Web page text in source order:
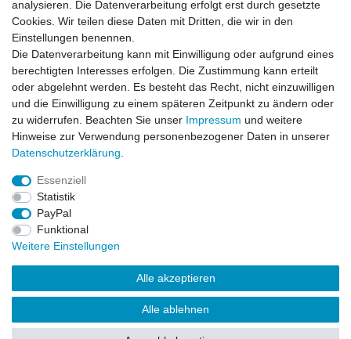
-20%
Doyono Digital Servo DWD130 Wasserdicht
35.0kg - 0.19sec - 7.4Volt
39,99 € *
In den Warenkorb
*inkl. ges. MwSt.zzgl.Versandkosten
Impressum
Widerrufs­recht
analysieren. Die Datenverarbeitung erfolgt erst durch gesetzte
Cookies. Wir teilen diese Daten mit Dritten, die wir in den
Einstellungen benennen.
Die Datenverarbeitung kann mit Einwilligung oder aufgrund eines
berechtigten Interesses erfolgen. Die Zustimmung kann erteilt
oder abgelehnt werden. Es besteht das Recht, nicht einzuwilligen
und die Einwilligung zu einem späteren Zeitpunkt zu ändern oder
zu widerrufen. Beachten Sie unser Impressum und weitere
Hinweise zur Verwendung personenbezogener Daten in unserer
Daten­schutz­erklärung
Essenziell
Statistik
PayPal
Funktional
Weitere Einstellungen
Alle akzeptieren
Alle ablehnen